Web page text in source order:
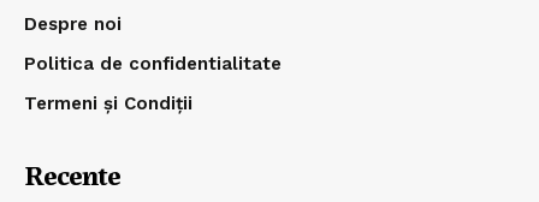
Despre noi
Politica de confidentialitate
Termeni și Condiții
Recente